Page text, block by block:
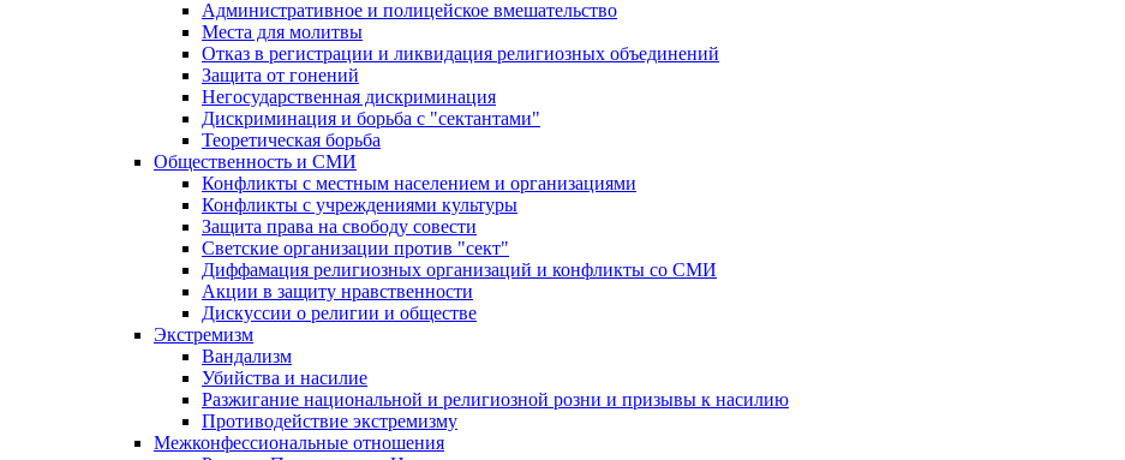
Административное и полицейское вмешательство
Места для молитвы
Отказ в регистрации и ликвидация религиозных объединений
Защита от гонений
Негосударственная дискриминация
Дискриминация и борьба с "сектантами"
Теоретическая борьба
Общественность и СМИ
Конфликты с местным населением и организациями
Конфликты с учреждениями культуры
Защита права на свободу совести
Светские организации против "сект"
Диффамация религиозных организаций и конфликты со СМИ
Акции в защиту нравственности
Дискуссии о религии и обществе
Экстремизм
Вандализм
Убийства и насилие
Разжигание национальной и религиозной розни и призывы к насилию
Противодействие экстремизму
Межконфессиональные отношения